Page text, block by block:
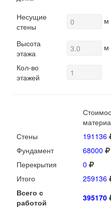
Несущие
стены
м
Высота
этажа
м
Кол-во
этажей
Стены
191136
Фундамент
68000
Перекрытия
0
Итого
259136
Всего с
работой
395170